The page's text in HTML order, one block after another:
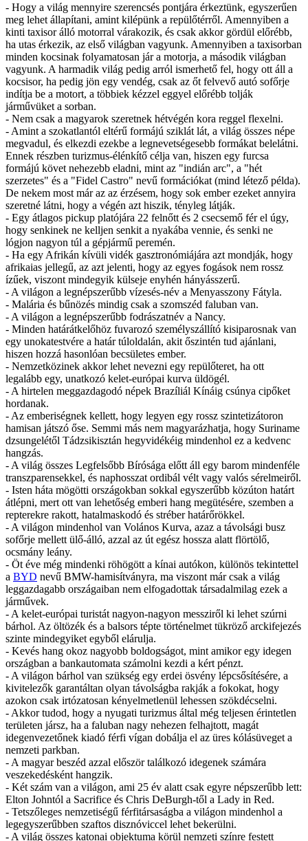
- Hogy a világ mennyire szerencsés pontjára érkeztünk, egyszerűen
meg lehet állapítani, amint kilépünk a repülőtérről. Amennyiben a
kinti taxisor álló motorral várakozik, és csak akkor gördül előrébb,
ha utas érkezik, az első világban vagyunk. Amennyiben a taxisorban
minden kocsinak folyamatosan jár a motorja, a második világban
vagyunk. A harmadik világ pedig arról ismerhető fel, hogy ott áll a
kocsisor, ha pedig jön egy vendég, csak az őt felvevő autó sofőrje
indítja be a motort, a többiek kézzel eggyel előrébb tolják
járművüket a sorban.
- Nem csak a magyarok szeretnek hétvégén kora reggel flexelni.
- Amint a szokatlantól eltérű formájú sziklát lát, a világ összes népe
megvadul, és elkezdi ezekbe a legnevetségesebb formákat belelátni.
Ennek részben turizmus-élénkítő célja van, hiszen egy furcsa
formájú követ nehezebb eladni, mint az "indián arc", a "hét
szerzetes" és a "Fidel Castro" nevű formációkat (mind létező példa).
De nekem most már az az érzésem, hogy sok ember ezeket annyira
szeretné látni, hogy a végén azt hiszik, tényleg látják.
- Egy átlagos pickup platójára 22 felnőtt és 2 csecsemő fér el úgy,
hogy senkinek ne kelljen senkit a nyakába vennie, és senki ne
lógjon nagyon túl a gépjármű peremén.
- Ha egy Afrikán kívüli vidék gasztronómiájára azt mondják, hogy
afrikaias jellegű, az azt jelenti, hogy az egyes fogások nem rossz
ízűek, viszont mindegyik külseje enyhén hányásszerű.
- A világon a legnépszerűbb vízesés-név a Menyasszony Fátyla.
- Malária és bűnözés mindig csak a szomszéd faluban van.
- A világon a legnépszerűbb fodrászatnév a Nancy.
- Minden határátkelőhöz fuvarozó személyszállító kisiparosnak van
egy unokatestvére a határ túloldalán, akit őszintén tud ajánlani,
hiszen hozzá hasonlóan becsületes ember.
- Nemzetközinek akkor lehet nevezni egy repülőteret, ha ott
legalább egy, unatkozó kelet-európai kurva üldögél.
- A hirtelen meggazdagodó népek Brazíliál Kínáig csúnya cipőket
hordanak.
- Az emberiségnek kellett, hogy legyen egy rossz szintetizátoron
hamisan játszó őse. Semmi más nem magyarázhatja, hogy Suriname
dzsungelétől Tádzsikisztán hegyvidékéig mindenhol ez a kedvenc
hangzás.
- A világ összes Legfelsőbb Bírósága előtt áll egy barom mindenféle
transzparensekkel, és naphosszat ordibál vélt vagy valós sérelmeiről.
- Isten háta mögötti országokban sokkal egyszerűbb közúton határt
átlépni, mert ott van lehetőség emberi hang megütésére, szemben a
repterekre rakott, hatalmaskodó és stréber határőrökkel.
- A világon mindenhol van Volános Kurva, azaz a távolsági busz
sofőrje mellett ülő-álló, azzal az út egész hossza alatt flörtölő,
ocsmány leány.
- Öt éve még mindenki röhögött a kínai autókon, különös tekintettel
a BYD nevű BMW-hamisítványra, ma viszont már csak a világ
leggazdagabb országaiban nem elfogadottak társadalmilag ezek a
járművek.
- A kelet-európai turistát nagyon-nagyon messziről ki lehet szúrni
bárhol. Az öltözék és a balsors tépte történelmet tükröző arckifejezés
szinte mindegyiket egyből elárulja.
- Kevés hang okoz nagyobb boldogságot, mint amikor egy idegen
országban a bankautomata számolni kezdi a kért pénzt.
- A világon bárhol van szükség egy erdei ösvény lépcsősítésére, a
kivitelezők garantáltan olyan távolságba rakják a fokokat, hogy
azokon csak irtózatosan kényelmetlenül lehessen szökdécselni.
- Akkor tudod, hogy a nyugati turizmus által még teljesen érintetlen
területen jársz, ha a faluban nagy nehezen felhajtott, magát
idegenvezetőnek kiadó férfi vígan dobálja el az üres kólásüveget a
nemzeti parkban.
- A magyar beszéd azzal először találkozó idegenek számára
veszekedésként hangzik.
- Két szám van a világon, ami 25 év alatt csak egyre népszerűbb lett:
Elton Johntól a Sacrifice és Chris DeBurgh-től a Lady in Red.
- Tetszőleges nemzetiségű férfitársaságba a világon mindenhol a
legegyszerűbben szaftos disznóviccel lehet bekerülni.
- A világ összes katonai objektuma körül nemzeti színre festett